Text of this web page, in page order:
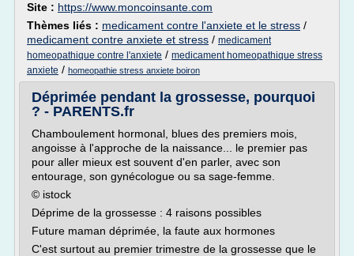
Site : https://www.moncoinsante.com
Thèmes liés : medicament contre l'anxiete et le stress /
medicament contre anxiete et stress / medicament
homeopathique contre l'anxiete / medicament homeopathique stress
anxiete / homeopathie stress anxiete boiron
Déprimée pendant la grossesse, pourquoi
? - PARENTS.fr
Chamboulement hormonal, blues des premiers mois,
angoisse à l'approche de la naissance... le premier pas
pour aller mieux est souvent d'en parler, avec son
entourage, son gynécologue ou sa sage-femme.
© istock
Déprime de la grossesse : 4 raisons possibles
Future maman déprimée, la faute aux hormones
C'est surtout au premier trimestre de la grossesse que le